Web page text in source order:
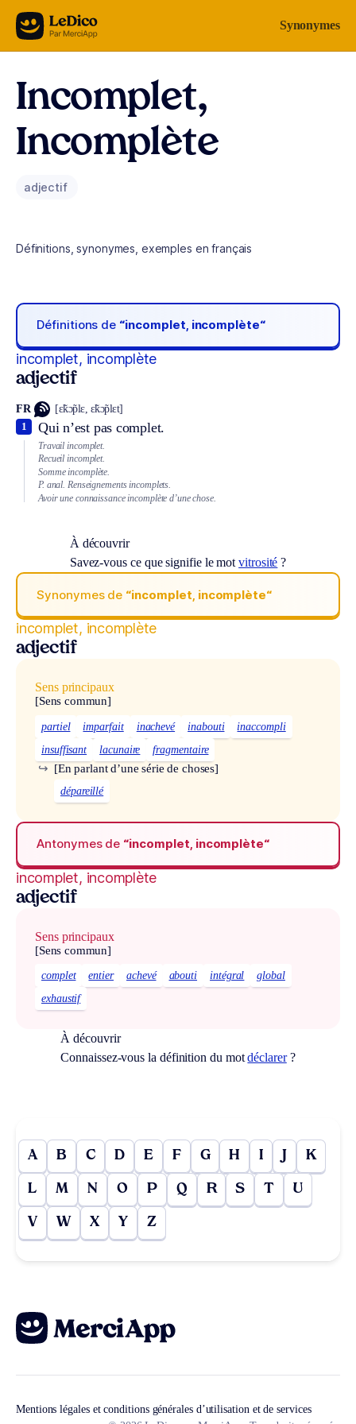
Aller au contenu Synonymes
Incomplet,
Incomplète
adjectif
Définitions, synonymes, exemples en français
Définitions de “incomplet, incomplète“
incomplet, incomplète
adjectif
FR [ɛ̃kɔ̃plɛ, ɛ̃kɔ̃plɛt]
Qui n’est pas complet.
1
Travail incomplet.
Recueil incomplet.
Somme incomplète.
P. anal. Renseignements incomplets.
Avoir une connaissance incomplète d’une chose.
À découvrir
Savez-vous ce que signifie le motvitrosité ?
Synonymes de “incomplet, incomplète“
incomplet, incomplète
adjectif
Sens principaux
[Sens commun]
partiel imparfait inachevé inabouti
inaccompli
insuffisant
lacunaire fragmentaire
[En parlant d’une série de choses]
↪
dépareillé
Antonymes de “incomplet, incomplète“
incomplet, incomplète
adjectif
Sens principaux
[Sens commun]
complet entier achevé abouti intégral
global
exhaustif
À découvrir
Connaissez-vous la définition du motdéclarer?
A B C D E F G H I J K
L M N O P Q R S T U
V W X Y Z
Mentions légales et conditions générales d’utilisation et de services